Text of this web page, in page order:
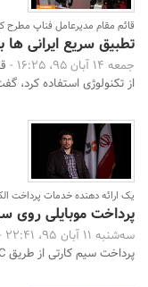
قائم مقام مدیرعامل فناپ مطرح
تطبیق سریع ایرانی ها
جمعه 14 آبان 95، 16:25 -
از تکنولوژی استفاده کرد،
یک ارائه دهنده خدمات پرداخت
پرداخت موبایلی روی
سه‌شنبه 11 آبان 95، 22:41 -
پرداخت سیم کارتی از طریق NFC با یک اپراتور موبایل خبر داد و گفت: بیش ...